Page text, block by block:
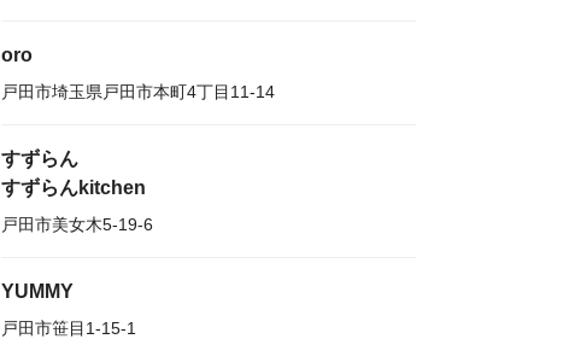
oro
戸田市埼玉県戸田市本町4丁目11-14
すずらん
すずらんkitchen
戸田市美女木5-19-6
YUMMY
戸田市笹目1-15-1